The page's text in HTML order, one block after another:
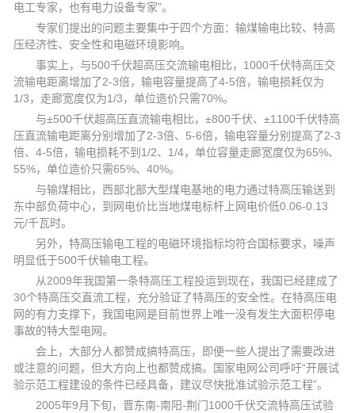
电工专家，也有电力设备专家”。
专家们提出的问题主要集中于四个方面：输煤输电比较、特高
压经济性、安全性和电磁环境影响。
事实上，与500千伏超高压交流输电相比，1000千伏特高压交
流输电距离增加了2-3倍，输电容量提高了4-5倍，输电损耗仅为
1/3，走廊宽度仅为1/3，单位造价只需70%。
与±500千伏超高压直流输电相比，±800千伏、±1100千伏特高
压直流输电距离分别增加了2-3倍、5-6倍，输电容量分别提高了2-3
倍、4-5倍，输电损耗不到1/2、1/4，单位容量走廊宽度仅为65%、
55%，单位造价只需65%、40%。
与输煤相比，西部北部大型煤电基地的电力通过特高压输送到
东中部负荷中心，到网电价比当地煤电标杆上网电价低0.06-0.13
元/千瓦时。
另外，特高压输电工程的电磁环境指标均符合国标要求，噪声
明显低于500千伏输电工程。
从2009年我国第一条特高压工程投运到现在，我国已经建成了
30个特高压交直流工程，充分验证了特高压的安全性。在特高压电
网的有力支撑下，我国电网是目前世界上唯一没有发生大面积停电
事故的特大型电网。
会上，大部分人都赞成搞特高压，即便一些人提出了需要改进
或注意的问题，但大方向上也都赞成搞。国家电网公司呼吁“开展试
验示范工程建设的条件已经具备，建议尽快批准试验示范工程”。
2005年9月下旬，晋东南-南阳-荆门1000千伏交流特高压试验